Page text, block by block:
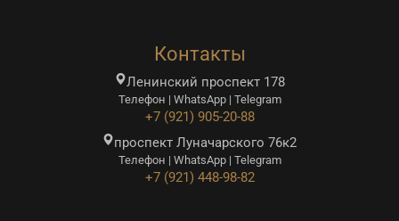
Контакты
Ленинский проспект 178
Телефон | WhatsApp | Telegram
+7 (921) 905-20-88
проспект Луначарского 76к2
Телефон | WhatsApp | Telegram
+7 (921) 448-98-82